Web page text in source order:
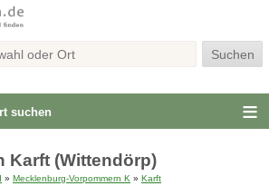
suchen
Karft (Wittendörp)
» Mecklenburg-Vorpommern K » Karft